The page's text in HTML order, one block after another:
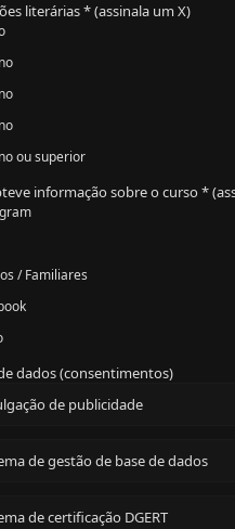
literárias * (assinala um X)
ou superior
informação sobre o curso *
/ Familiares
dados (consentimentos)
de publicidade
de gestão de base de dados
de certificação DGERT